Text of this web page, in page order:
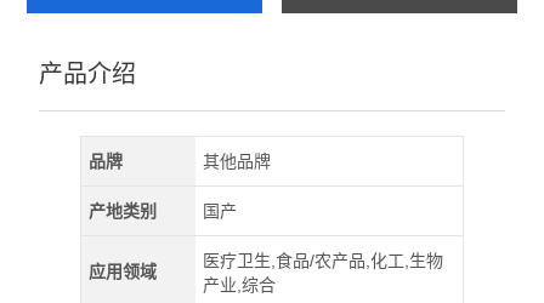
产品介绍
品牌 其他品牌
产地类别 国产
应用领域
医疗卫生,食品/农产品,化工,生物
产业,综合